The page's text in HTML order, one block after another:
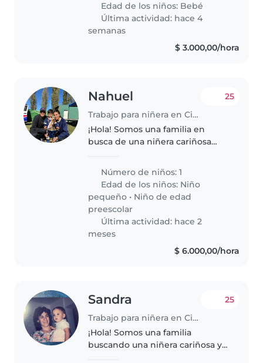
Edad de los niños: Bebé
Última actividad: hace 4
semanas
$ 3.000,00/hora
Nahuel
Trabajo para niñera en Ciudad de Salta
25
¡Hola! Somos una familia en
busca de una niñera cariñosa
Nuestro hijo es muy energético,
le encantan los deportes y es
muy conversador. Buscamos a
alguien..
Número de niños: 1
Edad de los niños: Niño
pequeño • Niño de edad
preescolar
Última actividad: hace 2
meses
$ 6.000,00/hora
Sandra
Trabajo para niñera en Ciudad de Salta
25
¡Hola! Somos una familia
buscando una niñera cariñosa y